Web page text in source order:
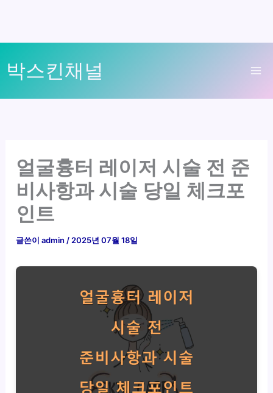
텐
로
박스킨채널
얼굴흉터 레이저 시술 전 준
비사항과 시술 당일 체크포
인트
글쓴이admin / 2025년 07월 18일